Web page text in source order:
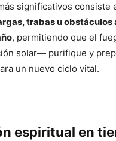
significativos consiste
trabas u obstáculos
, permitiendo que el
solar— purifique y
un nuevo ciclo vital.
espiritual en